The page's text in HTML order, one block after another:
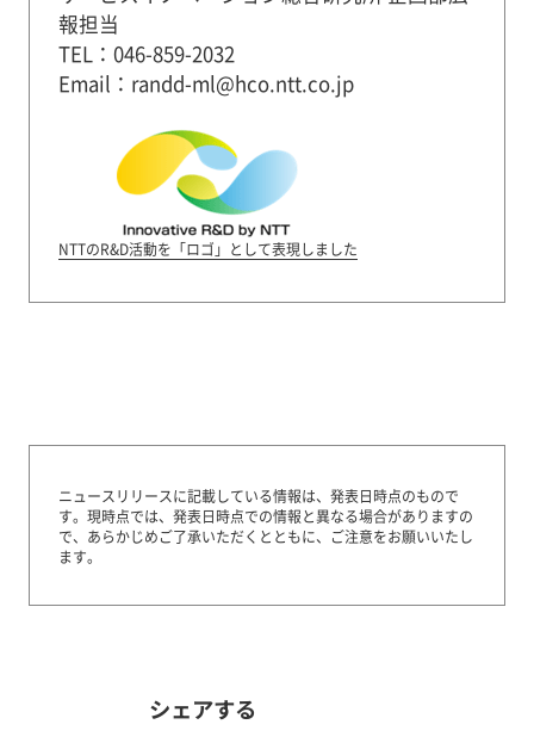
報担当
TEL：046-859-2032
Email：randd-ml@hco.ntt.co.jp
NTTのR&D活動を「ロゴ」として表現しました
ニュースリリースに記載している情報は、発表日時点のもので
す。 現時点では、発表日時点での情報と異なる場合がありますの
で、あらかじめご了承いただくとともに、ご注意をお願いいたし
ます。
シェアする